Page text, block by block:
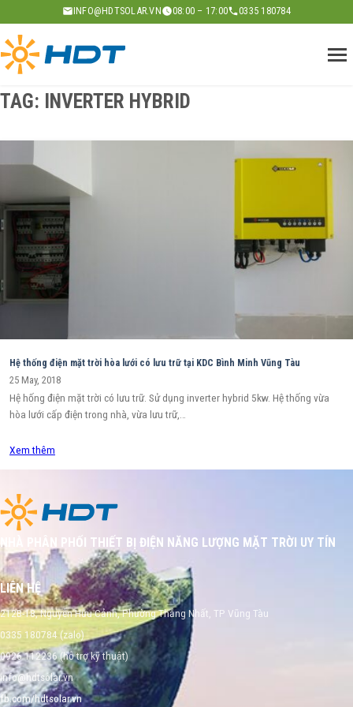
to
content
INFO@HDTSOLAR.VN 08:00 – 17:00 0335 180784
TAG: INVERTER HYBRID
Hệ thống điện mặt trời hòa lưới có lưu trữ tại KDC Bình Minh Vũng Tàu
25 May, 2018
Hệ hống điện mặt trời có lưu trữ. Sử dụng inverter hybrid 5kw. Hệ thống vừa
hòa lưới cấp điện trong nhà, vừa lưu trữ,…
Xem thêm
NHÀ PHÂN PHỐI THIẾT BỊ ĐIỆN NĂNG LƯỢNG MẶT TRỜI UY TÍN
LIÊN HỆ
212B-18, Nguyễn Hữu Cảnh, Phường Thắng Nhất, TP Vũng Tàu
0335 180784 (zalo)
0926 112236 (hỗ trợ kỹ thuật)
info@hdtsolar.vn
fb.com/hdtsolar.vn